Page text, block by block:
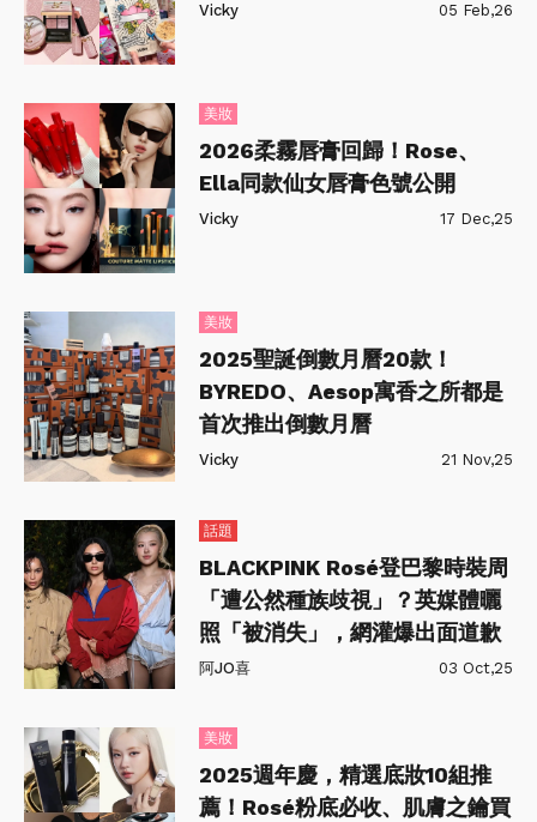
Vicky 05 Feb,26
美妝
2026柔霧唇膏回歸！Rose、
Ella同款仙女唇膏色號公開
Vicky 17 Dec,25
美妝
2025聖誕倒數月曆20款！
BYREDO、Aesop寓香之所都是
首次推出倒數月曆
Vicky 21 Nov,25
話題
BLACKPINK Rosé登巴黎時裝周
「遭公然種族歧視」？英媒體曬
照「被消失」，網灌爆出面道歉
阿JO喜 03 Oct,25
美妝
2025週年慶，精選底妝10組推
薦！Rosé粉底必收、肌膚之鑰買